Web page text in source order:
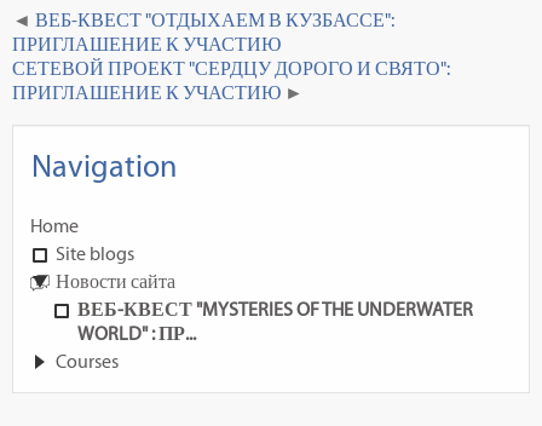
ВЕБ-КВЕСТ "ОТДЫХАЕМ В КУЗБАССЕ":
ПРИГЛАШЕНИЕ К УЧАСТИЮ
СЕТЕВОЙ ПРОЕКТ "СЕРДЦУ ДОРОГО И СВЯТО":
ПРИГЛАШЕНИЕ К УЧАСТИЮ
Navigation
Home
Site blogs
Новости сайта
ВЕБ-КВЕСТ "MYSTERIES OF THE UNDERWATER
WORLD" : ПР...
Courses